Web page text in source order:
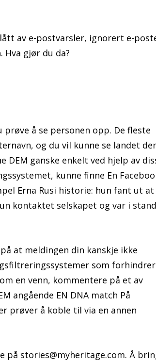
av e-postvarsler, ignorert e-
gjør du da?
å se personen opp. De fleste
og du vil kunne se landet der
DEM ganske enkelt ved hjelp av
kunne finne En
Erna Rusi historie: hun fant ut at
kontaktet selskapet og var i stand
at meldingen din kanskje ikke
som forhindrer
en venn, kommentere på et av
angående EN DNA match På
prøver å koble til via en annen
på stories@myheritage.com. Å